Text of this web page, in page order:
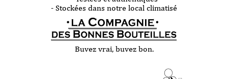
- Stockées dans notre local climatisé
Buvez vrai, buvez bon.